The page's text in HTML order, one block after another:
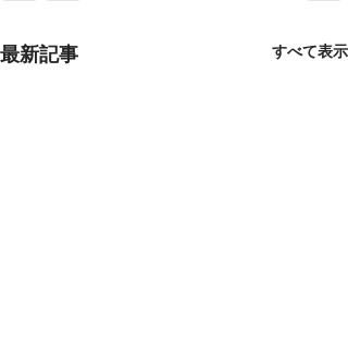
最新記事 すべて表示